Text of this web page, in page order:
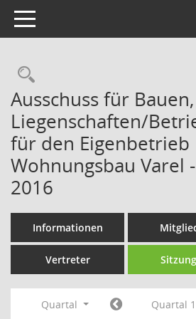
Toggle navigation
Rechercheauswahl
Ausschuss für Bauen,
Liegenschaften/
für den Eigenbetrieb
Wohnungsbau Varel
2016
Informationen
Vertreter
Quartal Quartal 1